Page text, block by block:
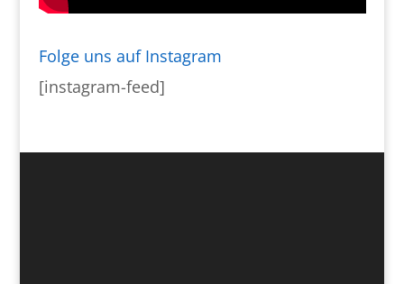
Folge uns auf Instagram
[instagram-feed]